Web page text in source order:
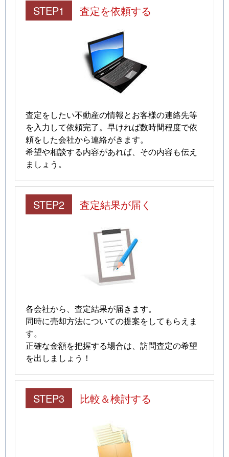
STEP1 査定を依頼する
査定をしたい不動産の情報とお客様の連絡先等
を入力して依頼完了。早ければ数時間程度で依
頼をした会社から連絡がきます。
希望や相談する内容があれば、その内容も伝え
ましょう。
STEP2 査定結果が届く
各会社から、査定結果が届きます。
同時に売却方法についての提案をしてもらえま
す。
正確な金額を把握する場合は、訪問査定の希望
を出しましょう！
STEP3 比較＆検討する